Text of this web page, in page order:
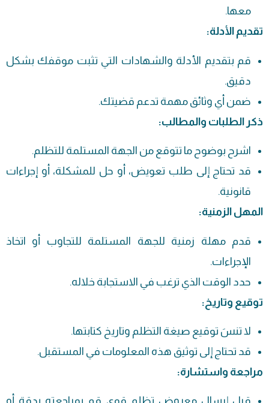
معها.
تقديم الأدلة:
قم بتقديم الأدلة والشهادات التي تثبت موقفك بشكل
دقيق.
ضمن أي وثائق مهمة تدعم قضيتك.
ذكر الطلبات والمطالب:
اشرح بوضوح ما تتوقع من الجهة المستلمة للتظلم.
قد تحتاج إلى طلب تعويض، أو حل للمشكلة، أو إجراءات
قانونية.
المهل الزمنية:
قدم مهلة زمنية للجهة المستلمة للتجاوب أو اتخاذ
الإجراءات.
حدد الوقت الذي ترغب في الاستجابة خلاله.
توقيع وتاريخ:
لا تنسَ توقيع صيغة التظلم وتاريخ كتابتها.
قد تحتاج إلى توثيق هذه المعلومات في المستقبل.
مراجعة واستشارة: